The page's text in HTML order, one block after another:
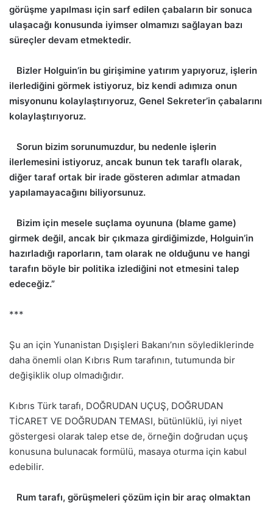
görüşme yapılması için sarf edilen çabaların bir sonuca
ulaşacağı konusunda iyimser olmamızı sağlayan bazı
süreçler devam etmektedir.
Bizler Holguin’in bu girişimine yatırım yapıyoruz, işlerin
ilerlediğini görmek istiyoruz, biz kendi adımıza onun
misyonunu kolaylaştırıyoruz, Genel Sekreter’in çabalarını
kolaylaştırıyoruz.
Sorun bizim sorunumuzdur, bu nedenle işlerin
ilerlemesini istiyoruz, ancak bunun tek taraflı olarak,
diğer taraf ortak bir irade gösteren adımlar atmadan
yapılamayacağını biliyorsunuz.
Bizim için mesele suçlama oyununa (blame game)
girmek değil, ancak bir çıkmaza girdiğimizde, Holguin’in
hazırladığı raporların, tam olarak ne olduğunu ve hangi
tarafın böyle bir politika izlediğini not etmesini talep
edeceğiz.”
***
Şu an için Yunanistan Dışişleri Bakanı’nın söylediklerinde
daha önemli olan Kıbrıs Rum tarafının, tutumunda bir
değişiklik olup olmadığıdır.
Kıbrıs Türk tarafı, DOĞRUDAN UÇUŞ, DOĞRUDAN
TİCARET VE DOĞRUDAN TEMASI, bütünlüklü, iyi niyet
göstergesi olarak talep etse de, örneğin doğrudan uçuş
konusuna bulunacak formülü, masaya oturma için kabul
edebilir.
Rum tarafı, görüşmeleri çözüm için bir araç olmaktan